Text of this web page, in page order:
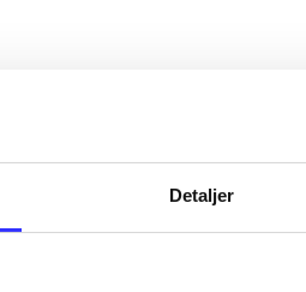
Detaljer